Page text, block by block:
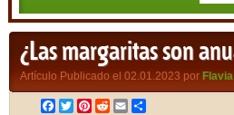
¿Las margaritas son
Artículo Publicado el 02.01.2023 por Flavia
Facebook
TwitterPinterest
RedditEmail